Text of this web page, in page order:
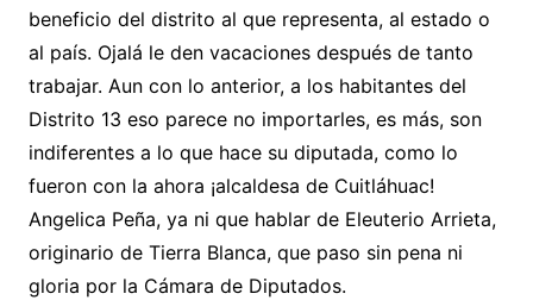
beneficio del distrito al que representa, al estado o
al país. Ojalá le den vacaciones después de tanto
trabajar. Aun con lo anterior, a los habitantes del
Distrito 13 eso parece no importarles, es más, son
indiferentes a lo que hace su diputada, como lo
fueron con la ahora ¡alcaldesa de Cuitláhuac!
Angelica Peña, ya ni que hablar de Eleuterio Arrieta,
originario de Tierra Blanca, que paso sin pena ni
gloria por la Cámara de Diputados.